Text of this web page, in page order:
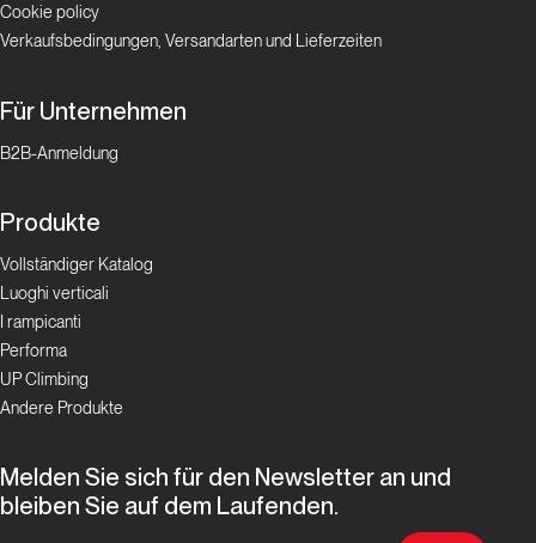
Cookie policy
Verkaufsbedingungen, Versandarten und Lieferzeiten
Für Unternehmen
B2B-Anmeldung
Produkte
Vollständiger Katalog
Luoghi verticali
I rampicanti
Performa
UP Climbing
Andere Produkte
Melden Sie sich für den Newsletter an und
bleiben Sie auf dem Laufenden.